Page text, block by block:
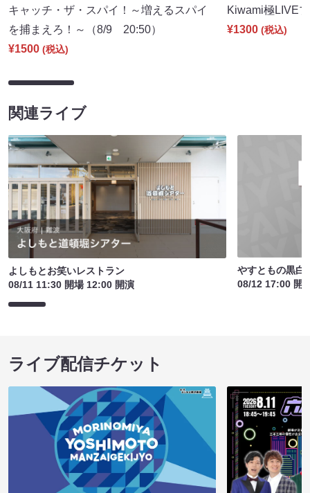
キャッチ・ザ・スパイ！～増えるスパイ
を捕まえろ！～（8/9 20:50）
¥1500 (税込)
Kiwami極LIVE
¥1300 (税込)
関連ライブ
よしもとお笑いレストラン
08/11 11:30 開場 12:00 開演
やすともの黒白
08/12 17:00 開
ライブ配信チケット